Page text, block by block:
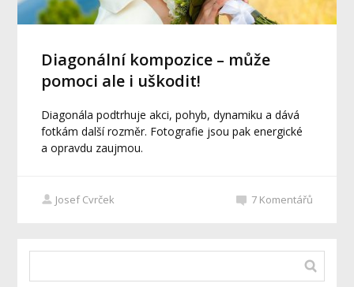
Diagonální kompozice – může
pomoci ale i uškodit!
Diagonála podtrhuje akci, pohyb, dynamiku a dává
fotkám další rozměr. Fotografie jsou pak energické
a opravdu zaujmou.
Josef Cvrček 7 Komentářů